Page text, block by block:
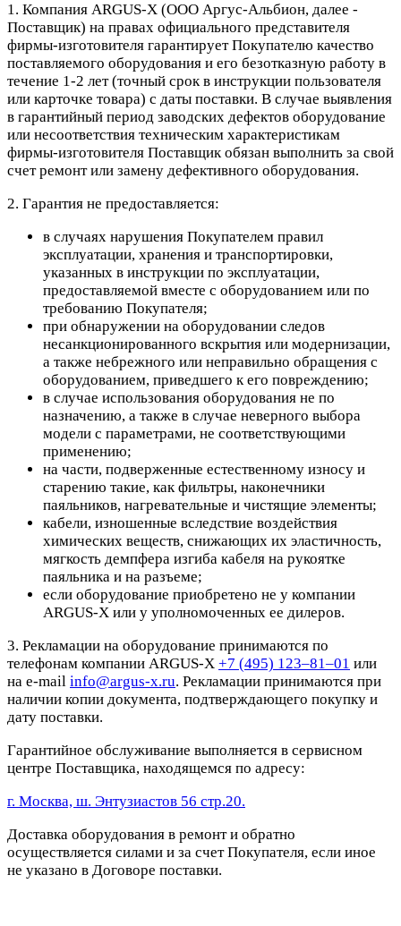
1. Компания ARGUS-X (ООО Аргус-Альбион, далее -
Поставщик) на правах официального представителя
фирмы-изготовителя гарантирует Покупателю качество
поставляемого оборудования и его безотказную работу в
течение 1-2 лет (точный срок в инструкции пользователя
или карточке товара) с даты поставки. В случае выявления
в гарантийный период заводских дефектов оборудование
или несоответствия техническим характеристикам
фирмы-изготовителя Поставщик обязан выполнить за свой
счет ремонт или замену дефективного оборудования.
2. Гарантия не предоставляется:
в случаях нарушения Покупателем правил
эксплуатации, хранения и транспортировки,
указанных в инструкции по эксплуатации,
предоставляемой вместе с оборудованием или по
требованию Покупателя;
при обнаружении на оборудовании следов
несанкционированного вскрытия или модернизации,
а также небрежного или неправильно обращения с
оборудованием, приведшего к его повреждению;
в случае использования оборудования не по
назначению, а также в случае неверного выбора
модели с параметрами, не соответствующими
применению;
на части, подверженные естественному износу и
старению такие, как фильтры, наконечники
паяльников, нагревательные и чистящие элементы;
кабели, изношенные вследствие воздействия
химических веществ, снижающих их эластичность,
мягкость демпфера изгиба кабеля на рукоятке
паяльника и на разъеме;
если оборудование приобретено не у компании
ARGUS-X или у уполномоченных ее дилеров.
3. Рекламации на оборудование принимаются по
телефонам компании ARGUS-X +7 (495) 123–81–01 или
на e-mail info@argus-x.ru. Рекламации принимаются при
наличии копии документа, подтверждающего покупку и
дату поставки.
Гарантийное обслуживание выполняется в сервисном
центре Поставщика, находящемся по адресу:
г. Москва, ш. Энтузиастов 56 стр.20.
Доставка оборудования в ремонт и обратно
осуществляется силами и за счет Покупателя, если иное
не указано в Договоре поставки.